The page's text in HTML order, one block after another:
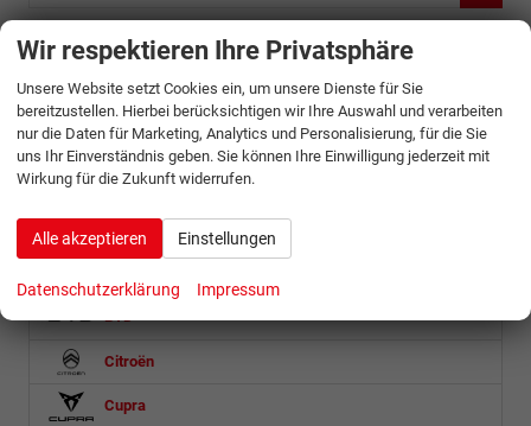
Abarth
Alfa Romeo
Audi
Baic
Bentley
BYD
Citroën
Cupra
Wir respektieren Ihre Privatsphäre
Unsere Website setzt Cookies ein, um unsere Dienste für Sie
bereitzustellen. Hierbei berücksichtigen wir Ihre Auswahl und verarbeiten
nur die Daten für Marketing, Analytics und Personalisierung, für die Sie
uns Ihr Einverständnis geben. Sie können Ihre Einwilligung jederzeit mit
Wirkung für die Zukunft widerrufen.
Alle akzeptieren Einstellungen
Datenschutzerklärung Impressum